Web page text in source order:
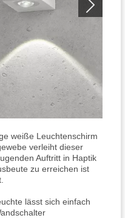
weiße Leuchtenschirm
verleiht dieser
Auftritt in Haptik
zu erreichen ist
lässt sich einfach